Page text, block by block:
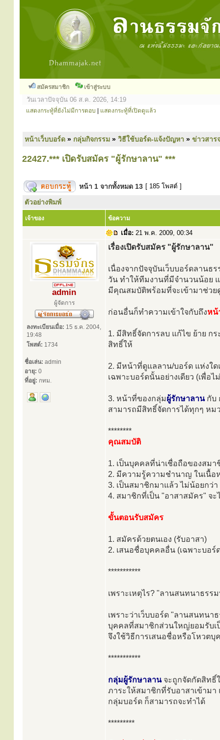
สมัครสมาชิก เข้าสู่ระบบ
วันเวลาปัจจุบัน 06 ส.ค. 2026, 14:19
แสดงกระทู้ที่ยังไม่มีการตอบ แสดงกระทู้ที่เปิดดูแล้ว
หน้าเว็บบอร์ด » กลุ่มกิจกรรม » วิธีใช้บอร์ด-แจ้งปัญหา » ข่าวสาร
22427.*** เปิดรับสมัคร "ผู้รักษาลาน" ***
หน้า 1 จากทั้งหมด 13 [ 185 โพสต์ ]
ตัวอย่างพิมพ์
เจ้าของ ข้อความ
เมื่อ: 21 พ.ค. 2009, 00:34
admin
ผู้จัดการ
ลงทะเบียนเมื่อ: 15 ธ.ค. 2004,
19:48
โพสต์: 1734
ชื่อเล่น: admin
อายุ: 0
ที่อยู่: กทม.
เรื่องเปิดรับสมัคร "ผู้รักษาลาน"
เนื่องจากปัจจุบันเว็บบอร์ดลาน
วัน ทำให้ทีมงานที่มีจำนวนน้อย
มีคุณสมบัติพร้อมที่จะเข้ามาช่วย
ก่อนอื่นก็ทำความเข้าใจกับถึงหน้
1. มีสิทธิ์จัดการลบ แก้ไข ย้าย ก
สิทธิ์ให้
2. มีหน้าที่ดูแลลาน/บอร์ด แห่งใ
เฉพาะบอร์ดนั้นอย่างเดียว (เพื่อ
3. หน้าที่ของกลุ่มผู้รักษาลานกับ
สามารถมีสิทธิ์จัดการได้ทุกๆ หม
********
คุณสมบัติ
1. เป็นบุคคลที่น่าเชื่อถือของสมา
2. มีความรู้ความชำนาญ ในเนื้อ
3. เป็นสมาชิกมาแล้ว ไม่น้อยกว่า
4. สมาชิกที่เป็น "อาสาสมัคร" จ
ขั้นตอนรับสมัคร
1. สมัครด้วยตนเอง (รับอาสา)
2. เสนอชื่อบุคคลอื่น (เฉพาะบอ
***********
เพราะเหตุไร? "ลานสนทนาธร
เพราะว่าเว็บบอร์ด "ลานสนทนา
บุคคลที่สมาชิกส่วนใหญ่ยอมรับเ
จึงใช้วิธีการเสนอชื่อหรือโหวต
***********
กลุ่มผู้รักษาลาน จะถูกจัดกัดสิทธิ์
ภาระให้สมาชิกที่รับอาสาเข้ามา
กลุ่มบอร์ด ก็สามารถจะทำได้
*********